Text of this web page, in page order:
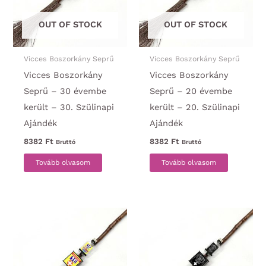
OUT OF STOCK
Vicces Boszorkány Seprű
Vicces Boszorkány
Seprű – 30 évembe
került – 30. Szülinapi
Ajándék
8382 Ft Bruttó
Tovább olvasom
OUT OF STOCK
Vicces Boszorkány Seprű
Vicces Boszorkány
Seprű – 20 évembe
került – 20. Szülinapi
Ajándék
8382 Ft Bruttó
Tovább olvasom